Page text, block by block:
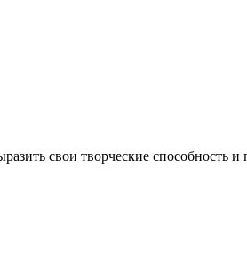
свои творческие способность и